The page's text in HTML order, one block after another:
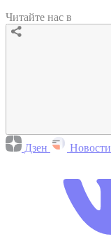
Читайте нас в
Дзен Новости